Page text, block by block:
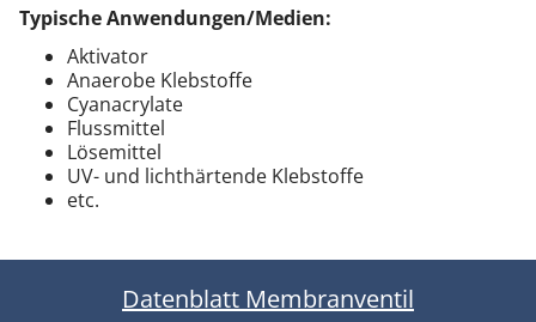
Typische Anwendungen/Medien:
Aktivator
Anaerobe Klebstoffe
Cyanacrylate
Flussmittel
Lösemittel
UV- und lichthärtende Klebstoffe
etc.
Datenblatt Membranventil